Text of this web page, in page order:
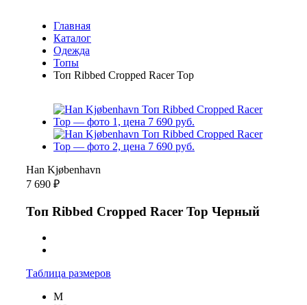
Главная
Каталог
Одежда
Топы
Топ Ribbed Cropped Racer Top
Han Kjøbenhavn
7 690 ₽
Топ Ribbed Cropped Racer Top Черный
Таблица размеров
M